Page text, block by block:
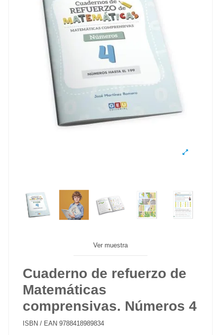
Ver muestra
Cuaderno de refuerzo de
Matemáticas
comprensivas. Números 4
ISBN / EAN 9788418989834